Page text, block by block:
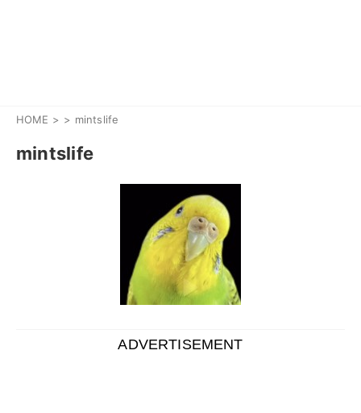
HOME > mintslife
mintslife
ADVERTISEMENT